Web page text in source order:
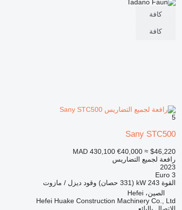
كافة
كافة
5
Sany STC500
MAD 430,100 €40,000 ≈ $46,220
رافعة لجميع التضاريس
2023
Euro 3
القوة 243 kW (331 حصان) وقود ديزل / مازوت
الصين، Hefei
Hefei Huake Construction Machinery Co., Ltd